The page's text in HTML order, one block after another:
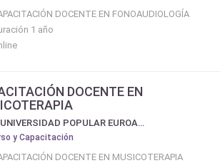
DOCENTE EN FONOAUDIOLOGÍA
1 año
DOCENTE EN
UPEA UNIVERSIDAD POPULAR EUROAMERICANA
y Capacitación
DOCENTE EN MUSICOTERAPIA